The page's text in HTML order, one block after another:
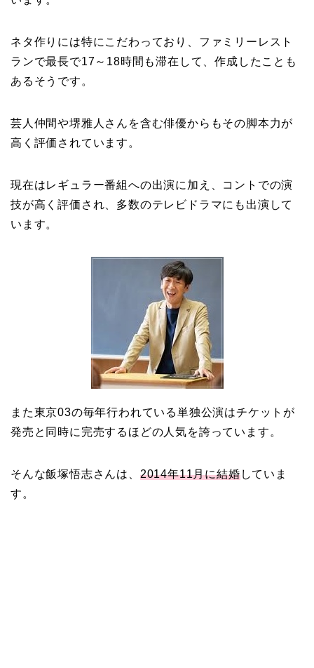
ネタ作りには特にこだわっており、ファミリーレスト
ランで最長で17～18時間も滞在して、作成したことも
あるそうです。
芸人仲間や堺雅人さんを含む俳優からもその脚本力が
高く評価されています。
現在はレギュラー番組への出演に加え、コントでの演
技が高く評価され、多数のテレビドラマにも出演して
います。
また東京03の毎年行われている単独公演はチケットが
発売と同時に完売するほどの人気を誇っています。
そんな飯塚悟志さんは、 2014年11月に結婚していま
す。